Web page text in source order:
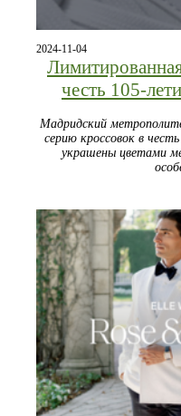
2024-11-04
честь 105-
Мадридский
серию кроссовок в
украшены цветами